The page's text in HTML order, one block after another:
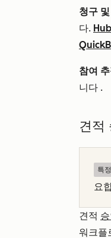
청구
다.
참여
니다 .
견적
특
요
견적
워크플